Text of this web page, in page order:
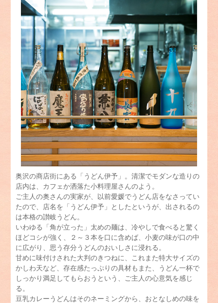
奥沢の商店街にある「うどん伊予」。清潔でモダンな造りの
店内は、カフェか洒落た小料理屋さんのよう。
ご主人の奥さんの実家が、以前愛媛でうどん店をなさってい
たので、店名を「うどん伊予」としたというが、出されるの
は本格の讃岐うどん。
いわゆる「角が立った」太めの麺は、冷やしで食べると驚く
ほどコシが強く、２～３本を口に含めば、小麦の味が口の中
に広がり、思う存分うどんのおいしさに浸れる。
甘めに味付けされた大判のきつねに、これまた特大サイズの
かしわ天など、存在感たっぷりの具材もまた、うどん一杯で
しっかり満足してもらおうという、ご主人の心意気を感じ
る。
豆乳カレーうどんはそのネーミングから、おとなしめの味を